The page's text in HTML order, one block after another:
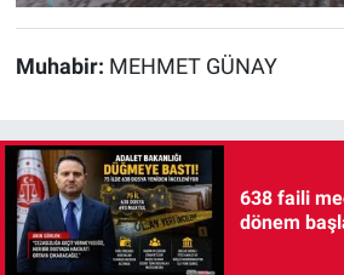
Muhabir: MEHMET GÜNAY
638 faili
dönem